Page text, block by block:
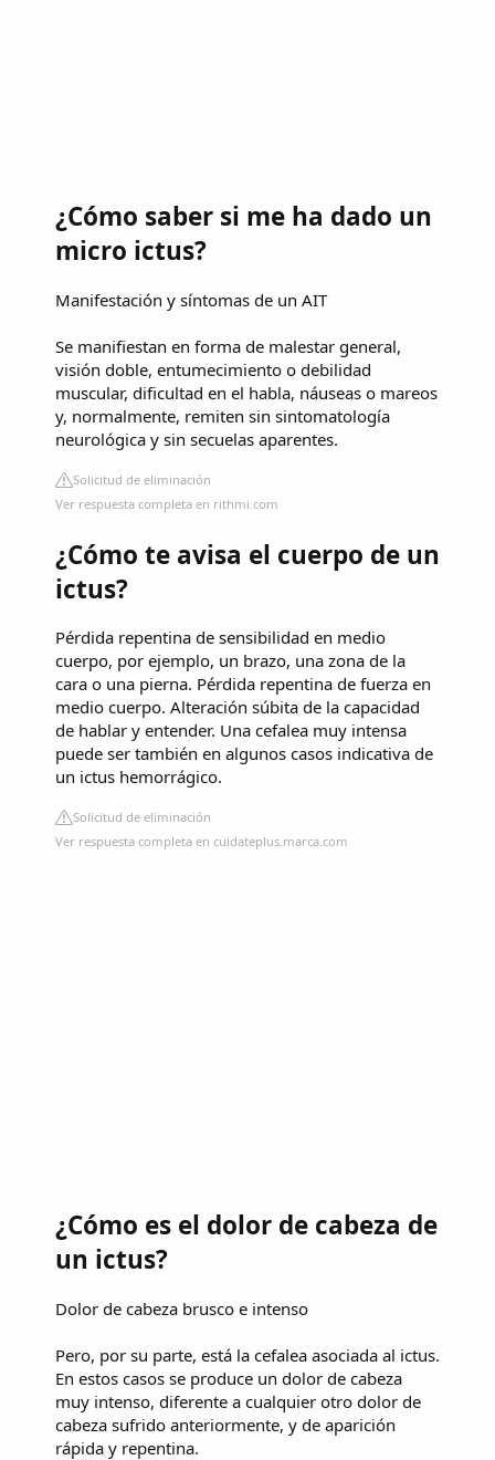
¿Cómo saber si me ha dado un
micro ictus?
Manifestación y síntomas de un AIT
Se manifiestan en forma de malestar general,
visión doble, entumecimiento o debilidad
muscular, dificultad en el habla, náuseas o mareos
y, normalmente, remiten sin sintomatología
neurológica y sin secuelas aparentes.
Solicitud de eliminación
Ver respuesta completa en rithmi.com
¿Cómo te avisa el cuerpo de un
ictus?
Pérdida repentina de sensibilidad en medio
cuerpo, por ejemplo, un brazo, una zona de la
cara o una pierna. Pérdida repentina de fuerza en
medio cuerpo. Alteración súbita de la capacidad
de hablar y entender. Una cefalea muy intensa
puede ser también en algunos casos indicativa de
un ictus hemorrágico.
Solicitud de eliminación
Ver respuesta completa en cuidateplus.marca.com
¿Cómo es el dolor de cabeza de
un ictus?
Dolor de cabeza brusco e intenso
Pero, por su parte, está la cefalea asociada al ictus.
En estos casos se produce un dolor de cabeza
muy intenso, diferente a cualquier otro dolor de
cabeza sufrido anteriormente, y de aparición
rápida y repentina.